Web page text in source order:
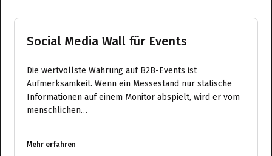
Social Media Wall für Events
Die wertvollste Währung auf B2B-Events ist
Aufmerksamkeit. Wenn ein Messestand nur statische
Informationen auf einem Monitor abspielt, wird er vom
menschlichen…
Mehr erfahren